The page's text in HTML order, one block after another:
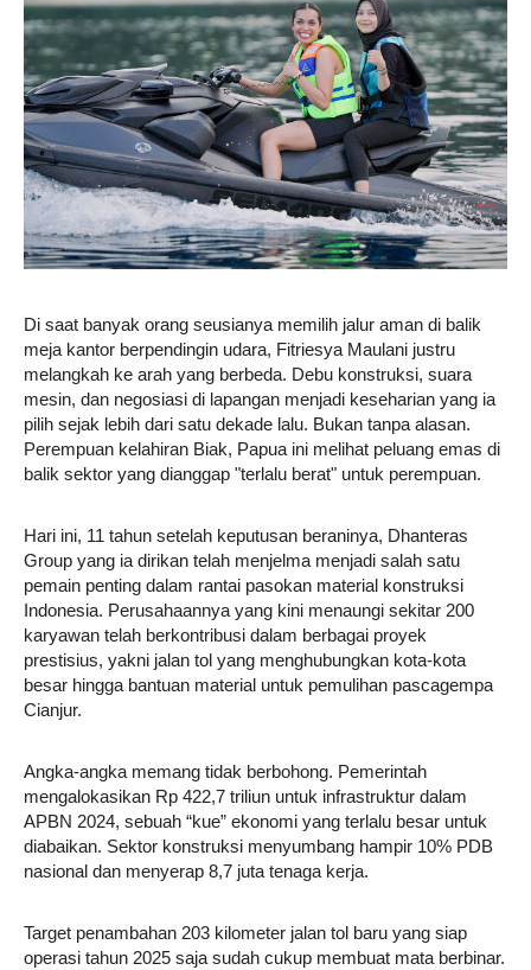
Di saat banyak orang seusianya memilih jalur aman di balik
meja kantor berpendingin udara, Fitriesya Maulani justru
melangkah ke arah yang berbeda. Debu konstruksi, suara
mesin, dan negosiasi di lapangan menjadi keseharian yang ia
pilih sejak lebih dari satu dekade lalu. Bukan tanpa alasan.
Perempuan kelahiran Biak, Papua ini melihat peluang emas di
balik sektor yang dianggap "terlalu berat" untuk perempuan.
Hari ini, 11 tahun setelah keputusan beraninya, Dhanteras
Group yang ia dirikan telah menjelma menjadi salah satu
pemain penting dalam rantai pasokan material konstruksi
Indonesia. Perusahaannya yang kini menaungi sekitar 200
karyawan telah berkontribusi dalam berbagai proyek
prestisius, yakni jalan tol yang menghubungkan kota-kota
besar hingga bantuan material untuk pemulihan pascagempa
Cianjur.
Angka-angka memang tidak berbohong. Pemerintah
mengalokasikan Rp 422,7 triliun untuk infrastruktur dalam
APBN 2024, sebuah “kue” ekonomi yang terlalu besar untuk
diabaikan. Sektor konstruksi menyumbang hampir 10% PDB
nasional dan menyerap 8,7 juta tenaga kerja.
Target penambahan 203 kilometer jalan tol baru yang siap
operasi tahun 2025 saja sudah cukup membuat mata berbinar.